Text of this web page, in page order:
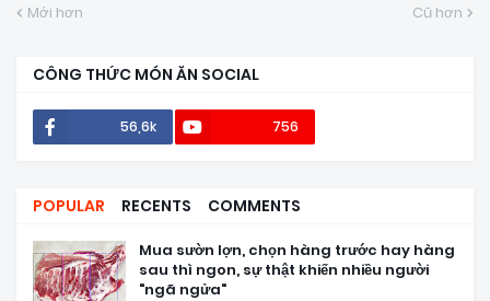
Mới hơn Cũ hơn
CÔNG THỨC MÓN ĂN SOCIAL
56,6k 756
POPULAR RECENTS COMMENTS
Mua sườn lợn, chọn hàng trước hay hàng
sau thì ngon, sự thật khiến nhiều người
"ngã ngửa"